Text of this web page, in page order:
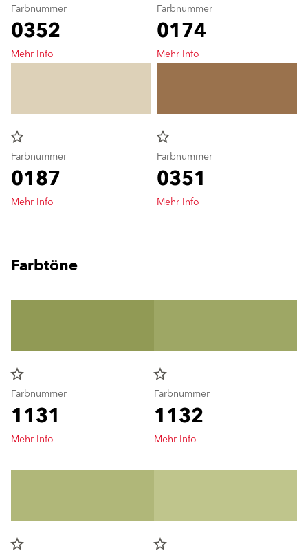
Farbnummer
0352
Mehr Info
star_border
Farbnummer
0187
Mehr Info
Farbnummer
0174
Mehr Info
star_border
Farbnummer
0351
Mehr Info
Farbtöne
star_border
Farbnummer
1131
Mehr Info
star_border
Farbnummer
1132
Mehr Info
star_border
star_border